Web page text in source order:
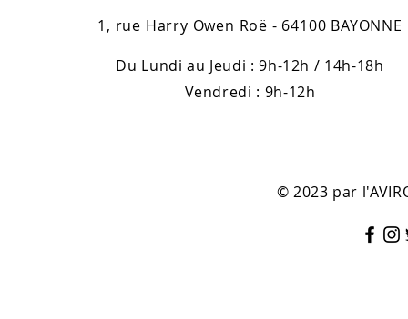
1, rue Harry Owen Roë - 64100 BAYONNE
Du Lundi au Jeudi : 9h-12h / 14h-18h
Vendredi : 9h-12h
© 2023 par